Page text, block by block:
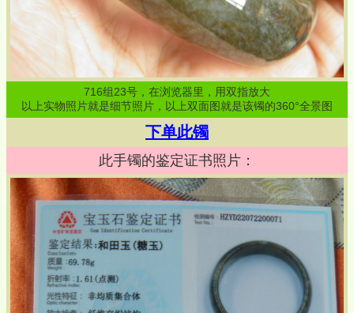
716组23号，在浏览器里，用双指放大
以上实物照片就是细节照片，以上双面图就是该镯的360°全景图
下单此镯
此手镯的鉴定证书照片：